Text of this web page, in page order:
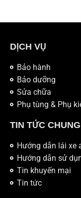
DỊCH VỤ
Bảo hành
Bảo dưỡng
Sửa chữa
Phụ tùng & Phụ
TIN TỨC CHUNG
Hướng dẫn lái xe
Hướng dẫn sử
Tin khuyến mại
Tin tức